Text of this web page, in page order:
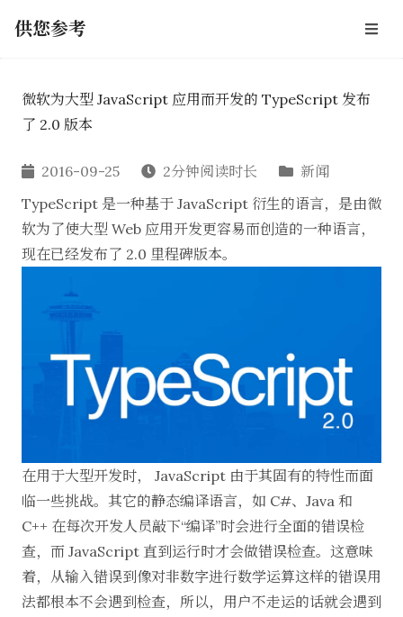
供您参考
微软为大型 JavaScript 应用而开发的 TypeScript 发布
了 2.0 版本
2016-09-25 2分钟阅读时长
新闻
TypeScript 是一种基于 JavaScript 衍生的语言，是由微
软为了使大型 Web 应用开发更容易而创造的一种语言，
现在已经发布了 2.0 里程碑版本。
在用于大型开发时， JavaScript 由于其固有的特性而面
临一些挑战。其它的静态编译语言，如 C#、Java 和
C++ 在每次开发人员敲下“编译”时会进行全面的错误检
查，而 JavaScript 直到运行时才会做错误检查。这意味
着，从输入错误到像对非数字进行数学运算这样的错误用
法都根本不会遇到检查，所以，用户不走运的话就会遇到